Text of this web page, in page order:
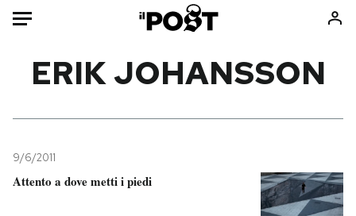
Mondo
Politica
Consumismi
ERIK JOHANSSON
9/6/2011
Attento a dove metti i piedi